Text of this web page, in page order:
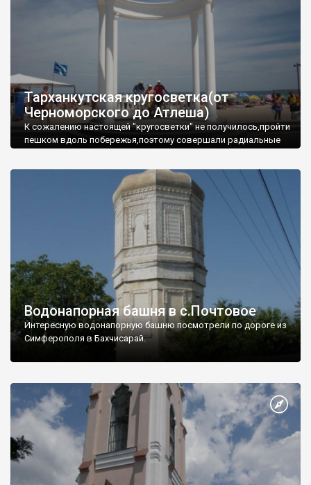
Тарханкутская кругосветка(от
Черноморского до Атлеша)
К сожалению настоящей "кругосветки" не получилось,пройти
пешком вдоль побережья,поэтому совершали радиальные
Водонапорная башня в с.Почтовое
Интересную водонапорную башню посмотрели по дороге из
Симферополя в Бахчисарай.